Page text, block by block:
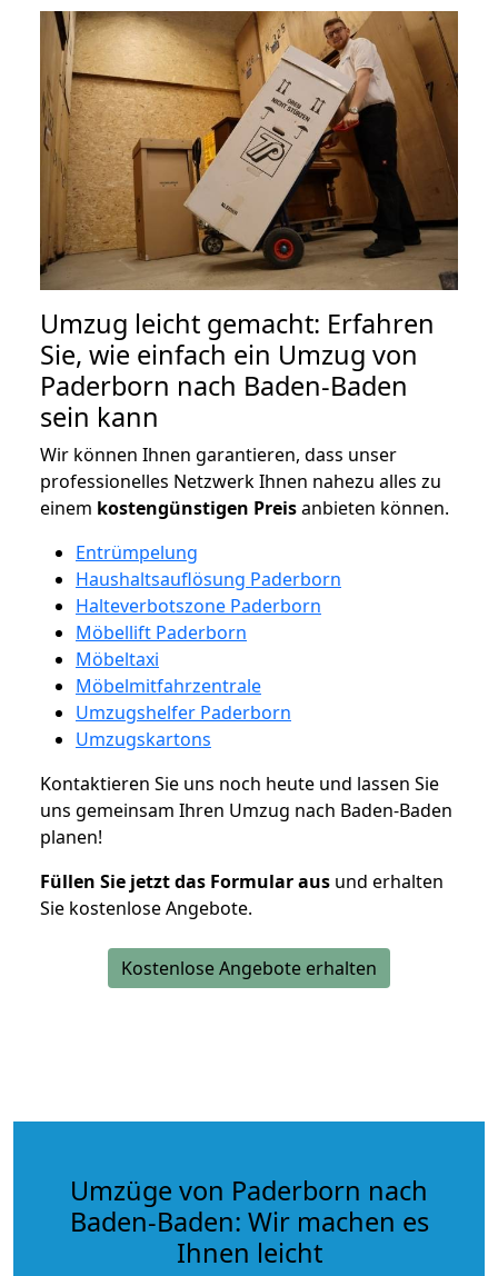
Umzug leicht gemacht: Erfahren
Sie, wie einfach ein Umzug von
Paderborn nach Baden-Baden
sein kann
Wir können Ihnen garantieren, dass unser
professionelles Netzwerk Ihnen nahezu alles zu
einem kostengünstigen Preisanbieten können.
Entrümpelung
Haushaltsauflösung Paderborn
Halteverbotszone Paderborn
Möbellift Paderborn
Möbeltaxi
Möbelmitfahrzentrale
Umzugshelfer Paderborn
Umzugskartons
Kontaktieren Sie uns noch heute und lassen Sie
uns gemeinsam Ihren Umzug nach Baden-Baden
planen!
Füllen Sie jetzt das Formular aus und erhalten
Sie kostenlose Angebote.
Kostenlose Angebote erhalten
Umzüge von Paderborn nach
Baden-Baden: Wir machen es
Ihnen leicht